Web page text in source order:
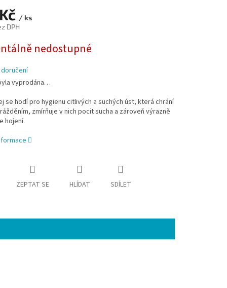
/ ks
DPH
nedostupné
vyprodána…
se hodí pro hygienu citlivých a suchých úst, která chrání
zmírňuje v nich pocit sucha a zároveň výrazně
hojení.
ZEPTAT SE HLÍDAT SDÍLET